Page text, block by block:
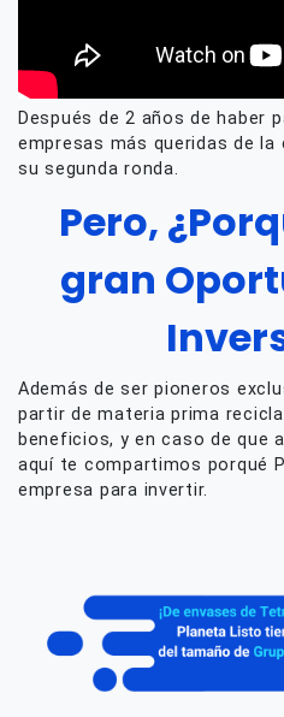
Después de 2 años de haber
empresas más queridas de
su segunda ronda.
Pero,
gran
Además de ser pioneros
partir de materia prima
beneficios, y en caso de que
aquí te compartimos porqué
empresa para invertir.